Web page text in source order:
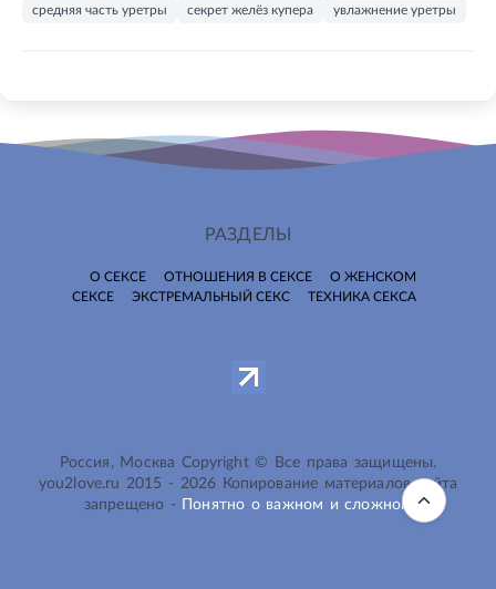
средняя часть уретры
секрет желёз купера увлажнение уретры
РАЗДЕЛЫ
О СЕКСЕ ОТНОШЕНИЯ В СЕКСЕ
О ЖЕНСКОМ
СЕКСЕ
ЭКСТРЕМАЛЬНЫЙ СЕКС ТЕХНИКА СЕКСА
Россия, Москва Copyright © Все права защищены.
you2love.ru 2015 - 2026 Копирование материалов сайта
запрещено -
Понятно о важном и сложном